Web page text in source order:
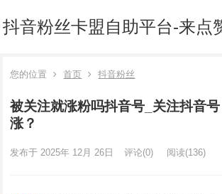
抖音粉丝卡盟自助平台-来点
您的位置 首页 抖音粉丝
被关注就涨粉吗抖音号_关注抖音
涨？
发布于 2025年 12月 26日 评论(0) 阅读(136)